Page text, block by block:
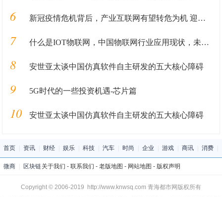
6 新冠疫情危机背后，产业互联网有望转危为机 迎来新的发展窗口
7 什么是IOT物联网，中国物联网行业应用现状，未来十大发展方向
8 安世亚太谈中国仿真软件自主研发的五大核心障碍
9 5G时代的一些投资机遇-芯片篇
10 安世亚太谈中国仿真软件自主研发的五大核心障碍
首页 资讯 财经 娱乐 科技 汽车 时尚 企业 游戏 商讯 消费
微商 区块链关于我们 - 联系我们 - 老版地图 - 网站地图 - 版权声明
Copyright © 2006-2019 http://www.knwsq.com 青海都市网版权所有